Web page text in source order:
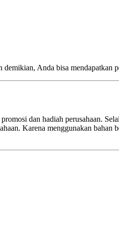
Anda bisa mendapatkan
dan hadiah perusahaan.
Karena menggunakan bahan